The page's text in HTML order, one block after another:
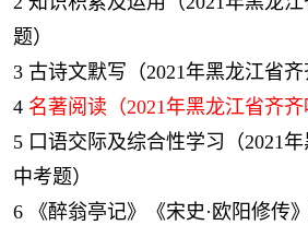
题）
3 古诗文默写（2021年黑龙江省齐
4 名著阅读（2021年黑龙江省齐齐
5 口语交际及综合性学习（2021
中考题）
6
《醉翁亭记》《宋史·欧阳修传